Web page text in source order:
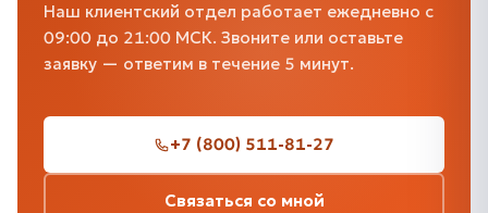
Наш клиентский отдел работает ежедневно с
09:00 до 21:00 МСК. Звоните или оставьте
заявку — ответим в течение 5 минут.
+7 (800) 511-81-27
Связаться со мной